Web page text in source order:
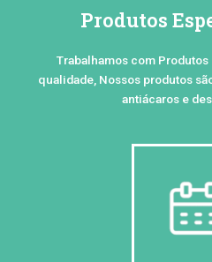
Produtos
Trabalhamos com
qualidade, Nossos produtos
antiácaros e